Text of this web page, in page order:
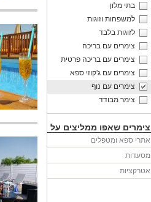
בתי מלון
למשפחות וזוגות
לזוגות בלבד
צימרים עם בריכה
צימרים עם בריכה פרטית
צימרים עם ג'קוזי ספא
צימרים עם נוף
צימר מבודד
צימרים שאפו ממליצים על
אתרי ספא ומטפלים
מסעדות
אטרקציות